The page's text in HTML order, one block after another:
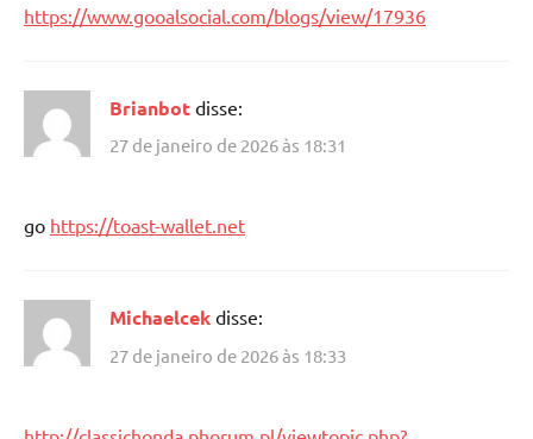
https://www.gooalsocial.com/blogs/view/17936
Brianbot disse:
27 de janeiro de 2026 às 18:31
go https://toast-wallet.net
Michaelcek disse:
27 de janeiro de 2026 às 18:33